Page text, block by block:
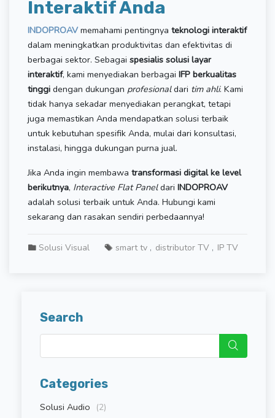
Interaktif Anda
INDOPROAVmemahami pentingnya teknologi interaktif
dalam meningkatkan produktivitas dan efektivitas di
berbagai sektor. Sebagai spesialis solusi layar
interaktif, kami menyediakan berbagai IFP berkualitas
tinggi dengan dukungan profesionaldari tim ahli. Kami
tidak hanya sekadar menyediakan perangkat, tetapi
juga memastikan Anda mendapatkan solusi terbaik
untuk kebutuhan spesifik Anda, mulai dari konsultasi,
instalasi, hingga dukungan purna jual.
Jika Anda ingin membawa transformasi digital ke level
berikutnya, Interactive Flat Paneldari INDOPROAV
adalah solusi terbaik untuk Anda. Hubungi kami
sekarang dan rasakan sendiri perbedaannya!
Solusi Visual smart tv distributor TV IP TV
Search
Categories
Solusi Audio (2)